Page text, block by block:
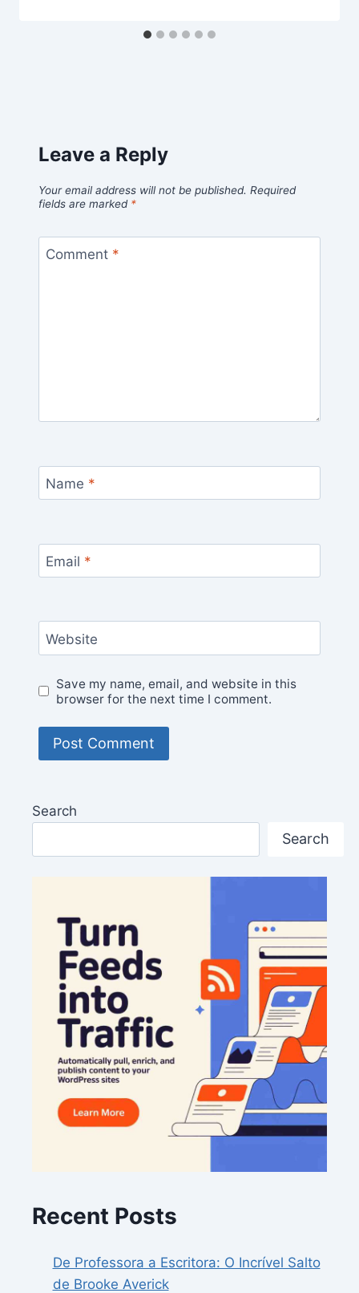
Leave a Reply
Your email address will not be published. Required
fields are marked *
Comment *
Name *
Email *
Website
Save my name, email, and website in this
browser for the next time I comment.
Search
Search
Recent Posts
De Professora a Escritora: O Incrível Salto
de Brooke Averick